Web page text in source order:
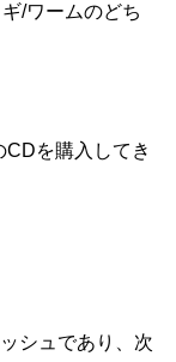
/ワームのどち
CDを購入してき
シュであり、次